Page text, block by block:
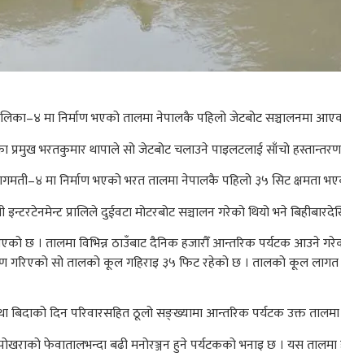
मा निर्माण भएको तालमा नेपालकै पहिलो जेटबोट सञ्चालनमा
प्रमुख भरतकुमार थापाले सो जेटबोट चलाउने पाइलटलाई साँचो
मा निर्माण भएको भरत तालमा नेपालकै पहिलो ३५ सिट क्षमता
प्रालिले दुईवटा मोटरबोट सञ्चालन गरेको थियो भने
छ । तालमा विभिन्न ठाउँबाट दैनिक हजारौँ आन्तरिक पर्यटक आउने
गरिएको सो तालको कूल गहिराइ ३५ फिट रहेको छ । तालको कूल
बिदाको दिन परिवारसहित ठूलो सङ्ख्यामा आन्तरिक पर्यटक उक्त
फेवातालभन्दा बढी मनोरञ्जन हुने पर्यटकको भनाइ छ । यस